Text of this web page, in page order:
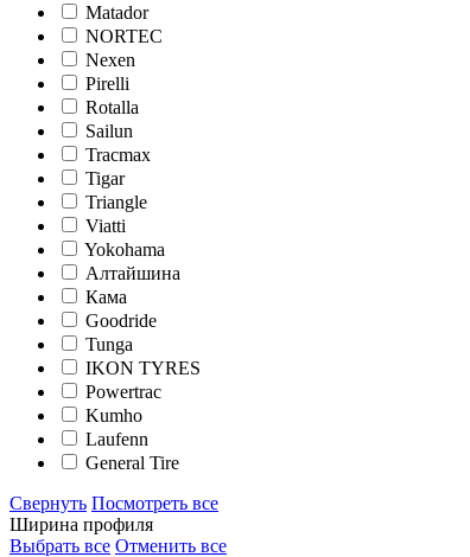
Matador
NORTEC
Nexen
Pirelli
Rotalla
Sailun
Tracmax
Tigar
Triangle
Viatti
Yokohama
Алтайшина
Кама
Goodride
Tunga
IKON TYRES
Powertrac
Kumho
Laufenn
General Tire
Свернуть Посмотреть все
Ширина профиля
Выбрать все Отменить все